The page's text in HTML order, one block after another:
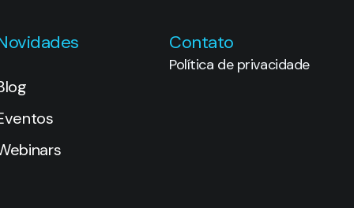
Contato
Política de privacidade